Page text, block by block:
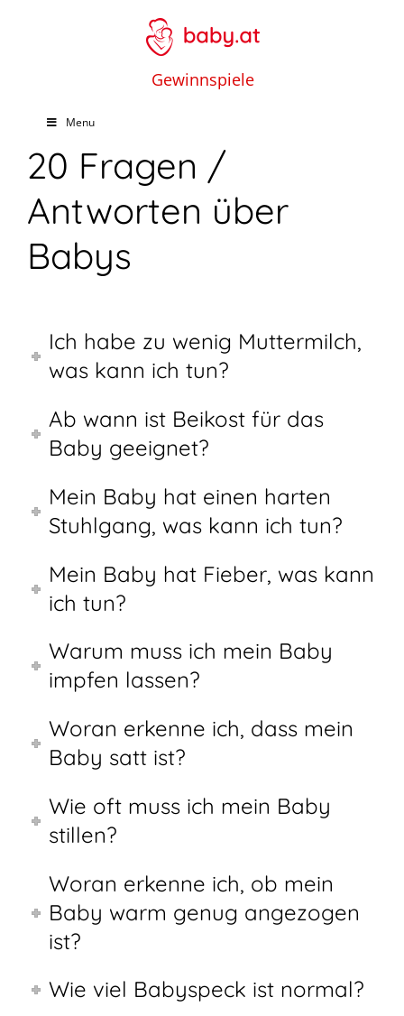
Gewinnspiele
Menu
20 Fragen /
Antworten über
Babys
Ich habe zu wenig Muttermilch,
was kann ich tun?
Ab wann ist Beikost für das
Baby geeignet?
Mein Baby hat einen harten
Stuhlgang, was kann ich tun?
Mein Baby hat Fieber, was kann
ich tun?
Warum muss ich mein Baby
impfen lassen?
Woran erkenne ich, dass mein
Baby satt ist?
Wie oft muss ich mein Baby
stillen?
Woran erkenne ich, ob mein
Baby warm genug angezogen
ist?
Wie viel Babyspeck ist normal?